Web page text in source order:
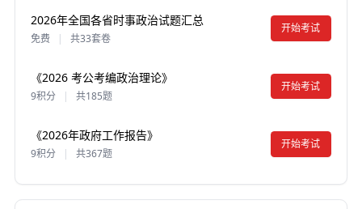
2026年全国各省时事政治试题汇总
免费 | 共33套卷
开始考试
《2026 考公考编政治理论》
9积分 | 共185题
开始考试
《2026年政府工作报告》
9积分 共367题
开始考试